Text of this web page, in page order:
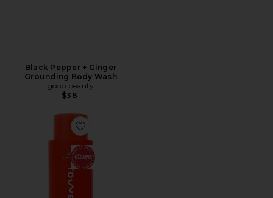
Black Pepper + Ginger
Grounding Body Wash
goop beauty
$38
Favorite SOS Rescue + Relief Body Wash Treatment